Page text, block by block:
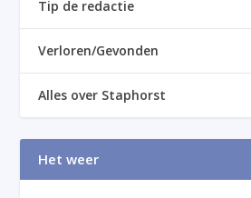
Tip de redactie
Verloren/Gevonden
Alles over Staphorst
Het weer